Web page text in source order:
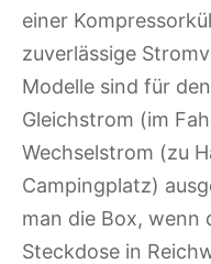
einer
zuverlässige
Modelle sind für
Gleichstrom (im
Wechselstrom (zu
Campingplatz)
man die Box, wenn
Steckdose in